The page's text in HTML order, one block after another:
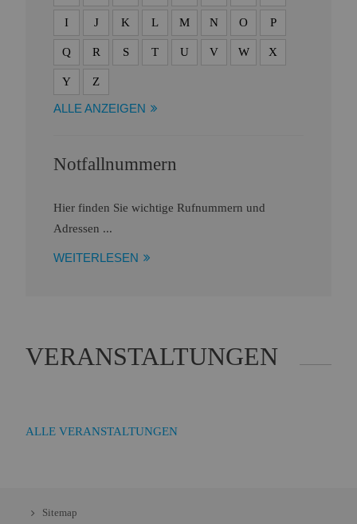
Sitemap
I J K L M N O P
Q R S T U V W X
Y Z
ALLE ANZEIGEN
Notfallnummern
Hier finden Sie wichtige Rufnummern und
Adressen ...
WEITERLESEN
VERANSTALTUNGEN
ALLE VERANSTALTUNGEN